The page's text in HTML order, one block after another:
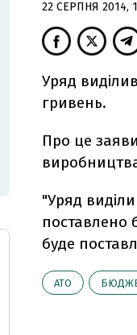
22 СЕРПНЯ 2014,
Уряд
гривень.
Про це
"Уряд
поставлено
буде
АТО